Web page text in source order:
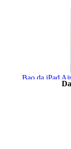
Bao da iPad